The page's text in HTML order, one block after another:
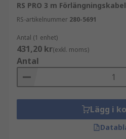
RS PRO 3 m
RS-artikelnummer 280-5691
Antal (1 enhet)
431,20 kr(exkl. moms)
Antal
Lägg i